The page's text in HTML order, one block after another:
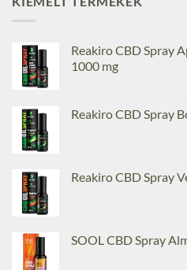
Reakiro CBD Spray
1000 mg
Reakiro CBD Spray
Reakiro CBD Spray
SOOL CBD Spray